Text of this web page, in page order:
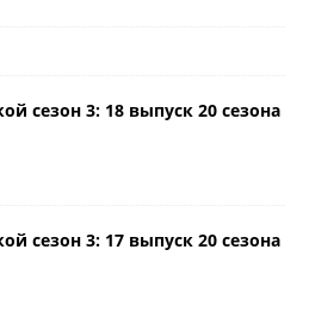
сезон 3: 18 выпуск 20 сезона
сезон 3: 17 выпуск 20 сезона